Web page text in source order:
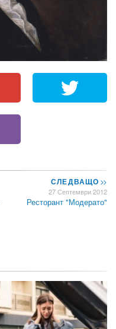
СЛЕДВАЩО>>
27 Септември 2012
Ресторант "Модерато"